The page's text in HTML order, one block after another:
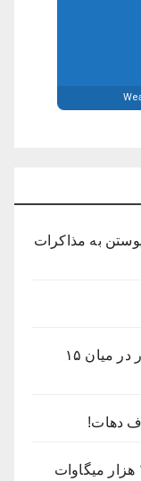
به مذاکرات
مقامات غزه می‌گویند چهار روزنامه‌نگار در میان ۱۵
دهات!
قرارداد ۱۰ میلیارد دالری برای تولید ۱۰ هزار میگاوات